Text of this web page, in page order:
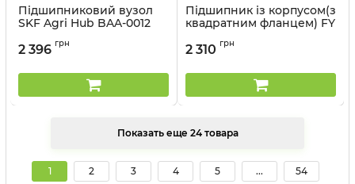
Підшипниковий вузол
SKF Agri Hub BAA-0012
Артикул:
2 396 грн
Підшипник із корпусом(з
квадратним фланцем) FY
Артикул:
2 310 грн
Показать еще 24 товара
1 2 3 4 5 ... 54